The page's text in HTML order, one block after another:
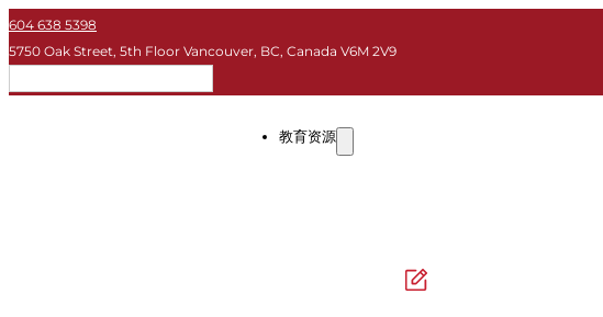
604 638 5398
5750 Oak Street, 5th Floor Vancouver, BC, Canada V6M 2V9
教育资源